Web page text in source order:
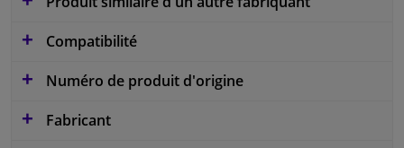
Compatibilité
Numéro de produit d'origine
Fabricant